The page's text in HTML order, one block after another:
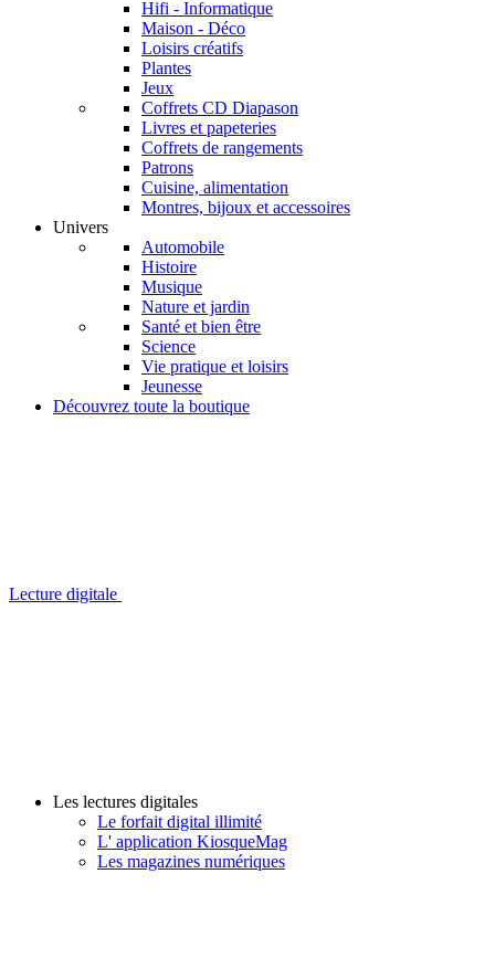
Hifi - Informatique
Maison - Déco
Loisirs créatifs
Plantes
Jeux
Coffrets CD Diapason
Livres et papeteries
Coffrets de rangements
Patrons
Cuisine, alimentation
Montres, bijoux et accessoires
Univers
Automobile
Histoire
Musique
Nature et jardin
Santé et bien être
Science
Vie pratique et loisirs
Jeunesse
Découvrez toute la boutique
Lecture digitale
Les lectures digitales
Le forfait digital illimité
L' application KiosqueMag
Les magazines numériques